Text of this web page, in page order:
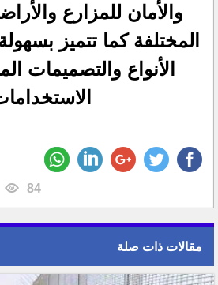
والأمان للمزارع
المختلفة كما تتميز
الأنواع والتصميمات
84
مقالات ذات صلة